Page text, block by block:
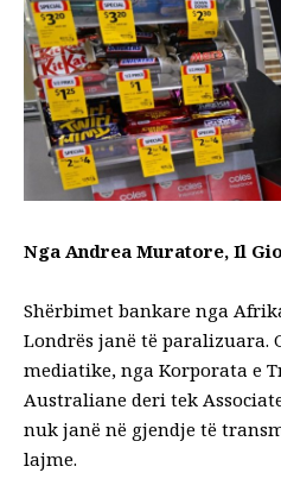
Nga Andrea Muratore, Il
Shërbimet bankare nga
Londrës janë të paralizuara.
mediatike, nga Korporata e
Australiane deri tek
nuk janë në gjendje të
lajme.